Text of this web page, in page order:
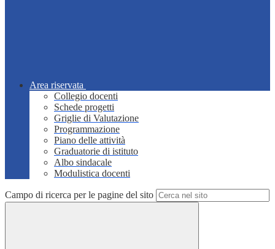
Area riservata
Collegio docenti
Schede progetti
Griglie di Valutazione
Programmazione
Piano delle attività
Graduatorie di istituto
Albo sindacale
Modulistica docenti
Campo di ricerca per le pagine del sito